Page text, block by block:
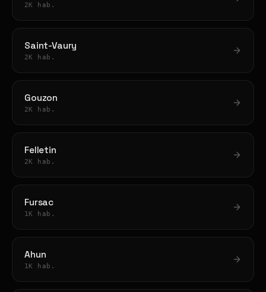
2K hab.
Saint-Vaury
2K hab.
Gouzon
2K hab.
Felletin
2K hab.
Fursac
1K hab.
Ahun
1K hab.